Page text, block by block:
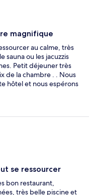
magnifique
au calme, très
sauna ou les jacuzzis
Petit déjeuner très
de la chambre . . Nous
hôtel et nous espérons
se ressourcer
bon restaurant,
très belle piscine et